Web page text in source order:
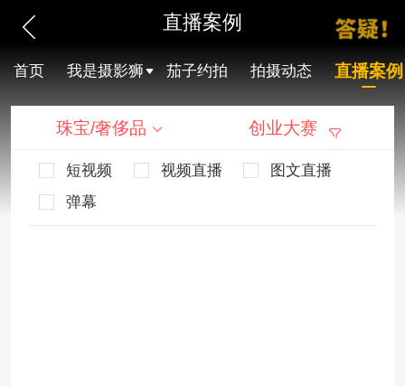
直播案例
首页 我是摄影狮 茄子约拍 拍摄动态 直播案例
珠宝/奢侈品 创业大赛
短视频 视频直播
图文直播
弹幕